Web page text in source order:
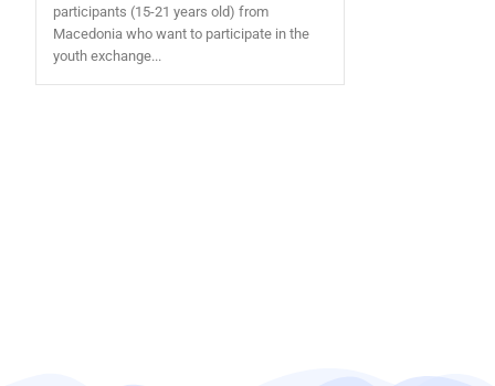
participants (15-21 years old) from
Macedonia who want to participate in the
youth exchange...